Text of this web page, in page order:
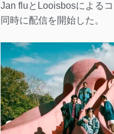
Jan fluとLooisbosによる
同時に配信を開始した。